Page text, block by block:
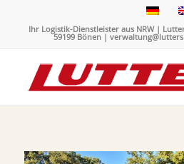
Ihr Logistik-Dienstleister aus NRW |
59199 Bönen |